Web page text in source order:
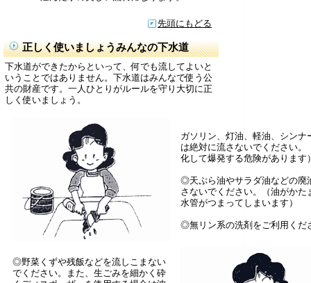
先頭にもどる
正しく使いましょうみんなの下水道
下水道ができたからといって、何でも流してよいと
いうことではありません。下水道はみんなで使う公
共の財産です。一人ひとりがルールを守り大切に正
しく使いましょう。
ガソリン、灯油、軽油、シンナ
は絶対に流さないでください。
化して爆発する危険があります
◎天ぷら油やサラダ油などの廃
さないでください。（油がかた
水管がつまってしまいます）
◎無リン系の洗剤をご利用くだ
◎野菜くずや残飯などを流しこまない
でください。また、生ごみを細かく砕